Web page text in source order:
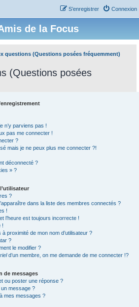
Connexion
S’enregistrer
de la Focus
questions (Questions posées fréquemment)
(Questions posées
n’y parviens pas !
pas me connecter !
?
mais je ne peux plus me connecter ?!
déconnecté ?
» ?
?
dans la liste des membres connectés ?
!
l’heure est toujours incorrecte !
!
proximité de mon nom d’utilisateur ?
?
le modifier ?
d’un membre, on me demande de me connecter !?
de messages
ou poster une réponse ?
message ?
mes messages ?